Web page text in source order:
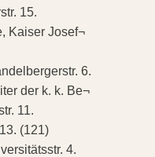
15.
Kaiser Josef¬
6.
der k. k. Be¬
11.
(121)
4.